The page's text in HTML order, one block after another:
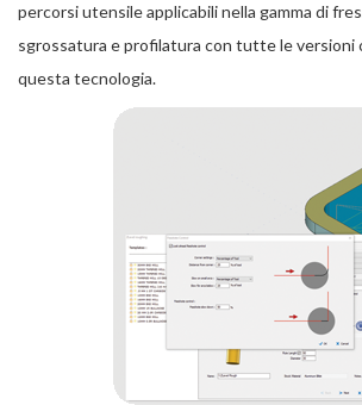
percorsi utensile applicabili nella gamma di
sgrossatura e profilatura con tutte le versioni
questa tecnologia.